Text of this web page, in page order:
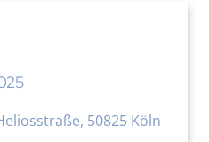
50825 Köln